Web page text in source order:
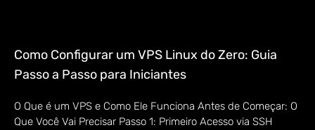
Como Configurar um VPS Linux do Zero: Guia
Passo a Passo para Iniciantes
O Que é um VPS e Como Ele Funciona Antes de Começar: O
Que Você Vai Precisar Passo 1: Primeiro Acesso via SSH